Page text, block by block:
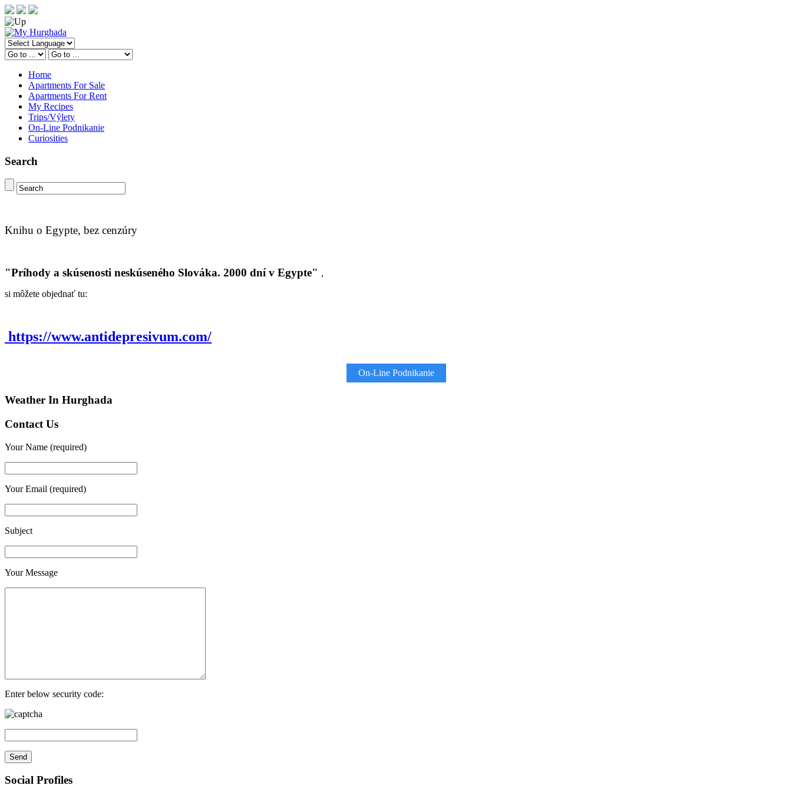
Home
Apartments For Sale
Apartments For Rent
My Recipes
Trips/Výlety
On-Line Podnikanie
Curiosities
Search
Knihu o Egypte, bez cenzúry
"Príhody a skúsenosti neskúseného Slováka. 2000 dní v Egypte" ,
si môžete objednať tu:
https://www.antidepresivum.com/
On-Line Podnikanie
Weather In Hurghada
Contact Us
Your Name (required)
Your Email (required)
Subject
Your Message
Enter below security code:
Social Profiles